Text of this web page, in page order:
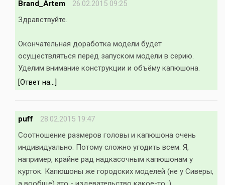
Brand_Artem
26.02.2015 09:25
Здравствуйте.
Окончательная доработка модели будет
осуществляться перед запуском модели в серию.
Уделим внимание конструкции и объёму капюшона.
[Ответ на...]
puff
28.02.2015 19:47
Соотношение размеров головы и капюшона очень
индивидуально. Потому сложно угодить всем. Я,
например, крайне рад надкасочным капюшонам у
курток. Капюшоны же городских моделей (не у Сиверы,